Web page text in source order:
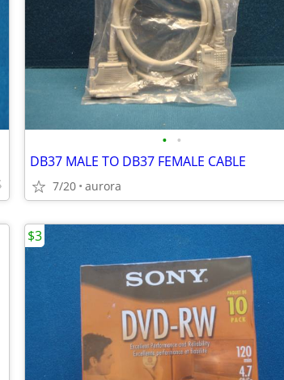
• •
DB37 MALE TO DB37 FEMALE CABLE
7/20 aurora
$3